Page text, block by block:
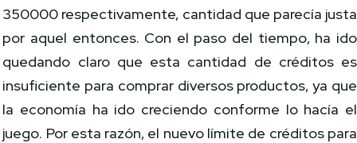
350000 respectivamente, cantidad que parecía justa
por aquel entonces. Con el paso del tiempo, ha ido
quedando claro que esta cantidad de créditos es
insuficiente para comprar diversos productos, ya que
la economía ha ido creciendo conforme lo hacía el
juego. Por esta razón, el nuevo límite de créditos para